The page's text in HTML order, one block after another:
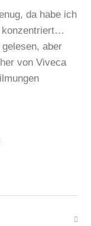
da habe ich
konzentriert…
aber
von Viveca